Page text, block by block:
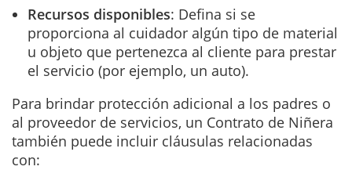
Recursos disponibles: Defina si se
proporciona al cuidador algún tipo de material
u objeto que pertenezca al cliente para prestar
el servicio (por ejemplo, un auto).
Para brindar protección adicional a los padres o
al proveedor de servicios, un Contrato de Niñera
también puede incluir cláusulas relacionadas
con: